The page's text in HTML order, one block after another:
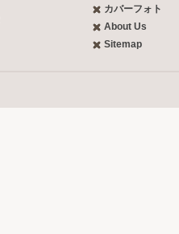
カバーフォト
About Us
Sitemap